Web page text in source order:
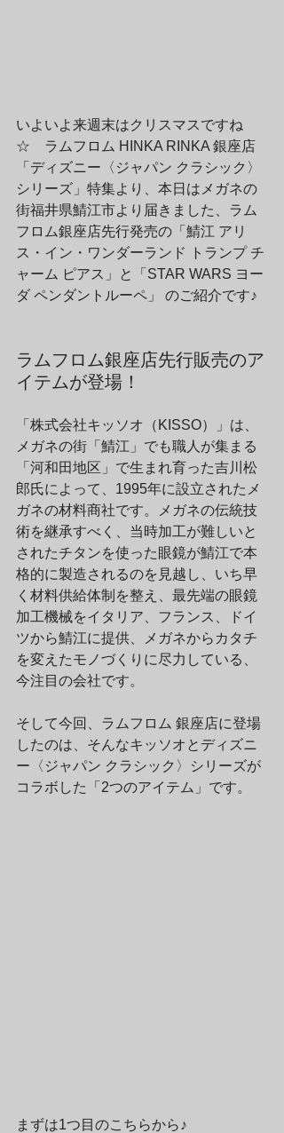
いよいよ来週末はクリスマスですね
☆　ラムフロム HINKA RINKA 銀座店
「ディズニー〈ジャパン クラシック〉
シリーズ」特集より、本日はメガネの
街福井県鯖江市より届きました、ラム
フロム銀座店先行発売の「鯖江 アリ
ス・イン・ワンダーランド トランプ チ
ャーム ピアス」と「STAR WARS ヨー
ダ ペンダントルーペ」 のご紹介です♪
ラムフロム銀座店先行販売のア
イテムが登場！
「株式会社キッソオ（KISSO）」は、
メガネの街「鯖江」でも職人が集まる
「河和田地区」で生まれ育った吉川松
郎氏によって、1995年に設立されたメ
ガネの材料商社です。メガネの伝統技
術を継承すべく、当時加工が難しいと
されたチタンを使った眼鏡が鯖江で本
格的に製造されるのを見越し、いち早
く材料供給体制を整え、最先端の眼鏡
加工機械をイタリア、フランス、ドイ
ツから鯖江に提供、メガネからカタチ
を変えたモノづくりに尽力している、
今注目の会社です。
そして今回、ラムフロム 銀座店に登場
したのは、そんなキッソオとディズニ
ー〈ジャパン クラシック〉シリーズが
コラボした「2つのアイテム」です。
まずは1つ目のこちらから♪